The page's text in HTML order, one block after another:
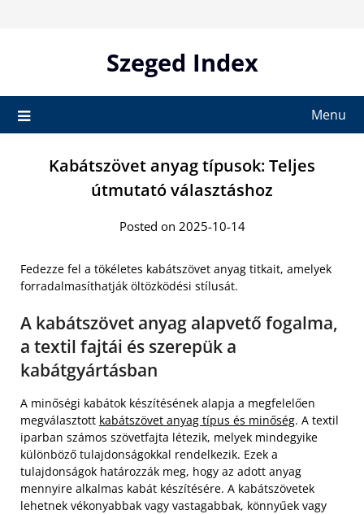
Szeged Index
Menu
Kabátszövet anyag típusok: Teljes
útmutató választáshoz
Posted on 2025-10-14
Fedezze fel a tökéletes kabátszövet anyag titkait, amelyek
forradalmasíthatják öltözködési stílusát.
A kabátszövet anyag alapvető fogalma,
a textil fajtái és szerepük a
kabátgyártásban
A minőségi kabátok készítésének alapja a megfelelően
megválasztott kabátszövet anyag típus és minőség. A textil
iparban számos szövetfajta létezik, melyek mindegyike
különböző tulajdonságokkal rendelkezik. Ezek a
tulajdonságok határozzák meg, hogy az adott anyag
mennyire alkalmas kabát készítésére. A kabátszövetek
lehetnek vékonyabbak vagy vastagabbak, könnyűek vagy